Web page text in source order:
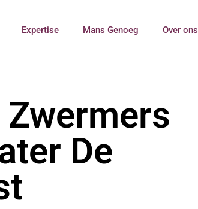
Expertise Mans Genoeg Over ons
De